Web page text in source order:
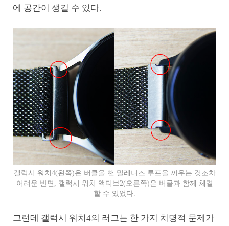
에 공간이 생길 수 있다.
갤럭시 워치4(왼쪽)은 버클을 뺀 밀레니즈 루프을 끼우는 것조차
어려운 반면, 갤럭시 워치 액티브2(오른쪽)은 버클과 함께 체결
할 수 있었다.
그런데 갤럭시 워치4의 러그는 한 가지 치명적 문제가